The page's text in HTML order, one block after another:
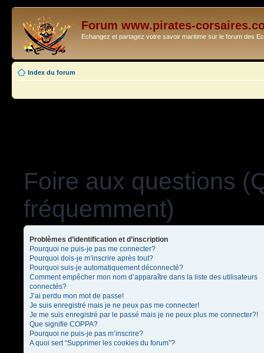
Forum www.pirates-
Echangez et partagez votre savoir maritime sur le forum des
Index du forum
Foire aux questions
fréquemment)
Problèmes d’identification et d’inscription
Pourquoi ne puis-je pas me connecter?
Pourquoi dois-je m’inscrire après tout?
Pourquoi suis-je automatiquement déconnecté?
Comment empêcher mon nom d’apparaître dans la liste des utilisateurs
connectés?
J’ai perdu mon mot de passe!
Je suis enregistré mais je ne peux pas me connecter!
Je me suis enregistré par le passé mais je ne peux plus me connecter?!
Que signifie COPPA?
Pourquoi ne puis-je pas m’inscrire?
A quoi sert “Supprimer les cookies du forum”?